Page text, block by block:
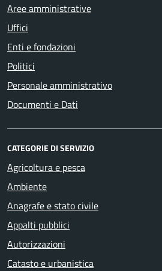
Aree amministrative
Uffici
Enti e fondazioni
Politici
Personale amministrativo
Documenti e Dati
CATEGORIE DI SERVIZIO
Agricoltura e pesca
Ambiente
Anagrafe e stato civile
Appalti pubblici
Autorizzazioni
Catasto e urbanistica